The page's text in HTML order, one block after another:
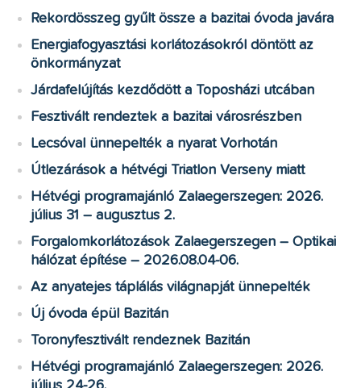
Rekordösszeg gyűlt össze a bazitai óvoda javára
Energiafogyasztási korlátozásokról döntött az
önkormányzat
Járdafelújítás kezdődött a Toposházi utcában
Fesztivált rendeztek a bazitai városrészben
Lecsóval ünnepelték a nyarat Vorhotán
Útlezárások a hétvégi Triatlon Verseny miatt
Hétvégi programajánló Zalaegerszegen: 2026.
július 31 – augusztus 2.
Forgalomkorlátozások Zalaegerszegen – Optikai
hálózat építése – 2026.08.04-06.
Az anyatejes táplálás világnapját ünnepelték
Új óvoda épül Bazitán
Toronyfesztivált rendeznek Bazitán
Hétvégi programajánló Zalaegerszegen: 2026.